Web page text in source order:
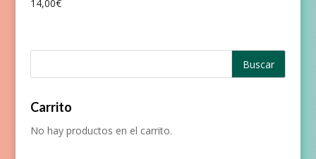
14,00€
Carrito
No hay productos en el carrito.